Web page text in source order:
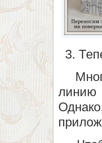
3.
линию